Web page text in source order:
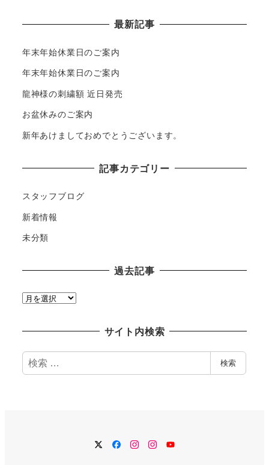
最新記事
年末年始休業日のご案内
年末年始休業日のご案内
龍神様の刺繍額 近日発売
お盆休みのご案内
新年あけましておめでとうございます。
記事カテゴリー
スタッフブログ
新着情報
未分類
過去記事
過
サイト内検索
検
索
検索
TwitterFacebook
Instagram
Instagram
YouTube